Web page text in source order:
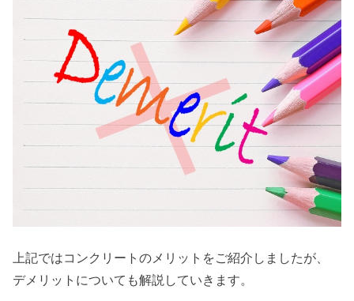
上記ではコンクリートのメリットをご紹介しましたが、
デメリットについても解説していきます。